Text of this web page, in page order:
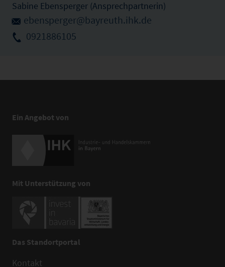
Sabine Ebensperger (Ansprechpartnerin)
ebensperger@bayreuth.ihk.de
0921886105
Ein Angebot von
Mit Unterstützung von
Das Standortportal
Kontakt